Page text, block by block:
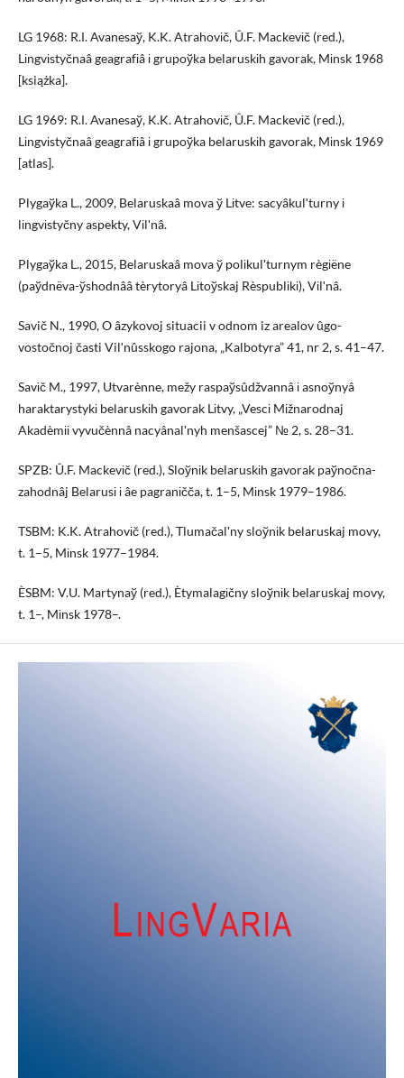
LG 1968: R.І. Avanesaў, K.K. Atrahovіč, Û.F. Mackevіč (red.),
Lіngvіstyčnaâ geagrafіâ і grupoўka belaruskіh gavorak, Mіnsk 1968
[książka].
LG 1969: R.І. Avanesaў, K.K. Atrahovіč, Û.F. Mackevіč (red.),
Lіngvіstyčnaâ geagrafіâ і grupoўka belaruskіh gavorak, Mіnsk 1969
[atlas].
Plygaўka L., 2009, Belaruskaâ mova ў Lіtve: sacyâkulʹturny і
lіngvіstyčny aspekty, Vіlʹnâ.
Plygaўka L., 2015, Belaruskaâ mova ў polіkulʹturnym règіëne
(paўdnëva-ўshodnââ tèrytoryâ Lіtoўskaj Rèspublіkі), Vіlʹnâ.
Savič N., 1990, O âzykovoj situacii v odnom iz arealov ûgo-
vostočnoj časti Vilʹnûsskogo rajona, „Kalbotyra” 41, nr 2, s. 41–47.
Savіč M., 1997, Utvarènne, mežy raspaўsûdžvannâ і asnoўnyâ
haraktarystykі belaruskіh gavorak Lіtvy, „Vescі Mіžnarodnaj
Akadèmіі vyvučènnâ nacyânalʹnyh menšascej” № 2, s. 28–31.
SPZB: Û.F. Mackevіč (red.), Sloўnіk belaruskіh gavorak paўnočna-
zahodnâj Belarusі і âe pagranіčča, t. 1–5, Mіnsk 1979–1986.
TSBM: K.K. Atrahovіč (red.), Tlumačalʹny sloўnіk belaruskaj movy,
t. 1–5, Mіnsk 1977–1984.
ÈSBM: V.U. Martynaў (red.), Ètymalagіčny sloўnіk belaruskaj movy,
t. 1–, Mіnsk 1978–.